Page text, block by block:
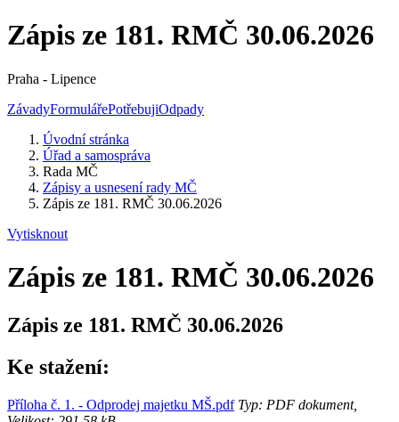
Zápis ze 181. RMČ 30.06.2026
Praha - Lipence
ZávadyFormulářePotřebujiOdpady
Úvodní stránka
Úřad a samospráva
Rada MČ
Zápisy a usnesení rady MČ
Zápis ze 181. RMČ 30.06.2026
Vytisknout
Zápis ze 181. RMČ 30.06.2026
Zápis ze 181. RMČ 30.06.2026
Ke stažení:
Příloha č. 1. - Odprodej majetku MŠ.pdfTyp: PDF dokument,